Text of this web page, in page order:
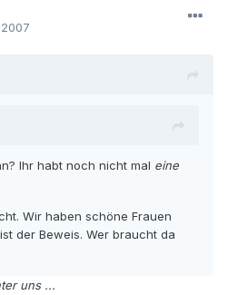
Ihr habt noch nicht mal eine
Wir haben schöne Frauen
der Beweis. Wer braucht da
uns ...